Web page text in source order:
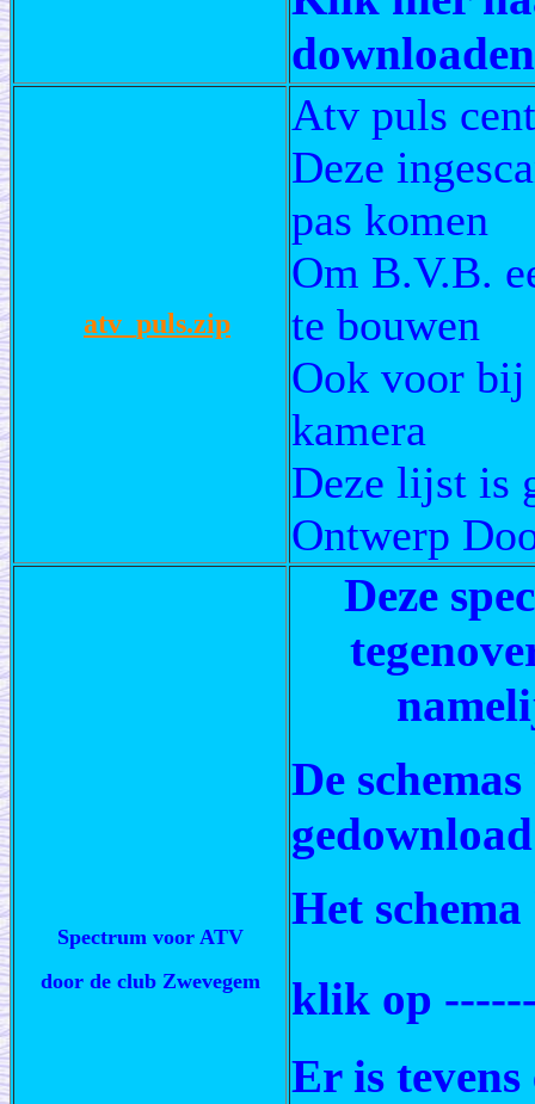
atv_puls.zip
Atv puls
Deze
pas komen
Om B.V.B.
te bouwen
Ook voor bij
kamera
Deze lijst is
Ontwerp
Spectrum voor ATV
door de club Zwevegem
Deze
De
Het
klik op
Er is